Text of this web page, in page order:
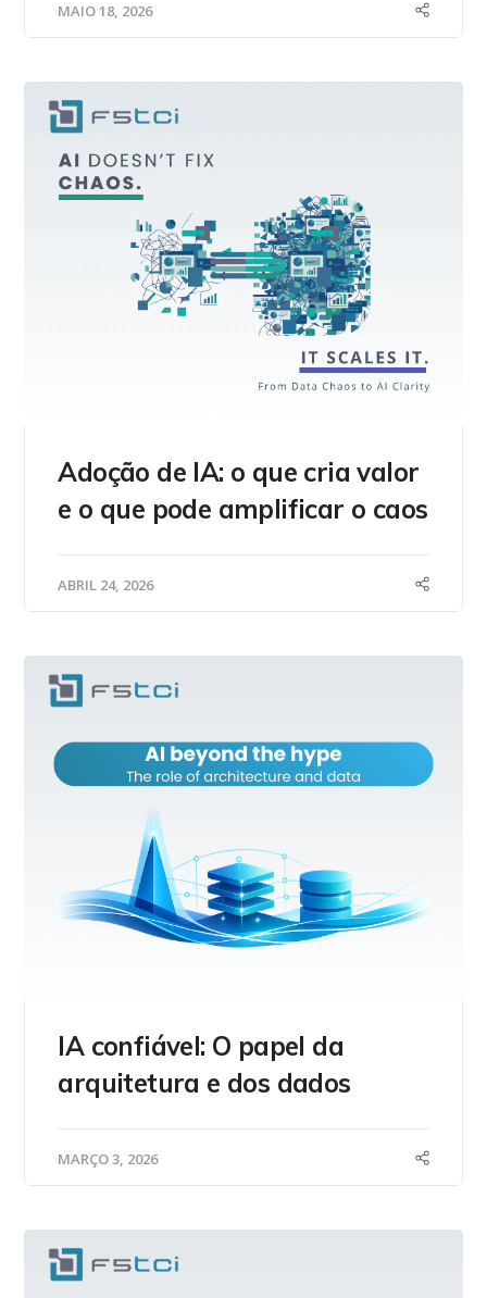
MAIO 18, 2026
Adoção de IA: o que cria valor
e o que pode amplificar o caos
ABRIL 24, 2026
IA confiável: O papel da
arquitetura e dos dados
MARÇO 3, 2026